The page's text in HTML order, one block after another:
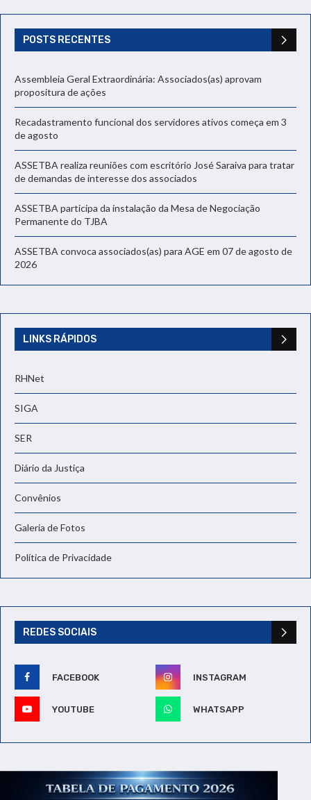
POSTS RECENTES
Assembleia Geral Extraordinária: Associados(as) aprovam
propositura de ações
Recadastramento funcional dos servidores ativos começa em 3
de agosto
ASSETBA realiza reuniões com escritório José Saraiva para tratar
de demandas de interesse dos associados
ASSETBA participa da instalação da Mesa de Negociação
Permanente do TJBA
ASSETBA convoca associados(as) para AGE em 07 de agosto de
2026
LINKS RÁPIDOS
RHNet
SIGA
SER
Diário da Justiça
Convênios
Galeria de Fotos
Política de Privacidade
REDES SOCIAIS
FACEBOOK INSTAGRAM
YOUTUBE WHATSAPP